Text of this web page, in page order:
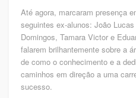
Até agora, marcaram presença
seguintes ex-alunos: João
Domingos, Tamara Victor e
falarem brilhantemente sobre a
de como o conhecimento e a
caminhos em direção a uma
sucesso.